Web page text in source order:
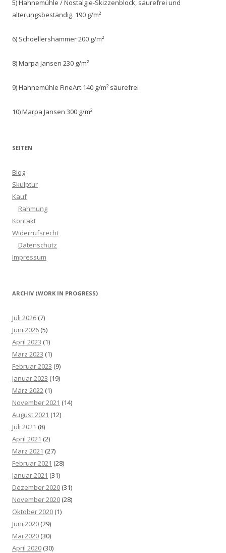
5) Hahnemühle / Nostalgie-Skizzenblock, säurefrei und
alterungsbeständig. 190 g/m²
6) Schoellershammer 200 g/m²
8) Marpa Jansen 230 g/m²
9) Hahnemühle FineArt 140 g/m² säurefrei
10) Marpa Jansen 300 g/m²
SEITEN
Blog
Skulptur
Kauf
Rahmung
Kontakt
Widerrufsrecht
Datenschutz
Impressum
ARCHIV (WORK IN PROGRESS)
Juli 2026 (7)
Juni 2026 (5)
April 2023 (1)
März 2023 (1)
Februar 2023 (9)
Januar 2023 (19)
März 2022 (1)
November 2021 (14)
August 2021 (12)
Juli 2021 (8)
April 2021 (2)
März 2021 (27)
Februar 2021 (28)
Januar 2021 (31)
Dezember 2020 (31)
November 2020 (28)
Oktober 2020 (1)
Juni 2020 (29)
Mai 2020 (30)
April 2020 (30)